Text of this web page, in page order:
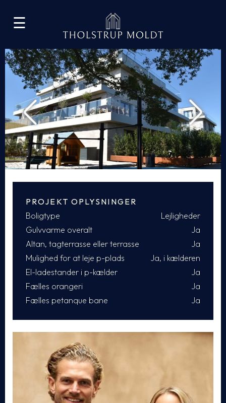
☰
PROJEKT OPLYSNINGER
Boligtype
Lejligheder
Gulvvarme overalt
Ja
Altan, tagterrasse eller terrasse
Ja
Mulighed for at leje p-plads
Ja, i kælderen
El-ladestander i p-kælder
Ja
Fælles orangeri
Ja
Fælles petanque bane
Ja